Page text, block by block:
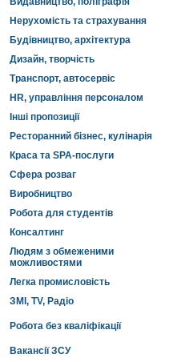
Нерухомість та страхування
Будівництво, архітектура
Дизайн, творчість
Транспорт, автосервіс
HR, управління персоналом
Інші пропозиції
Ресторанний бізнес, кулінарія
Краса та SPA-послуги
Сфера розваг
Виробництво
Робота для студентів
Консалтинг
Людям з обмеженими
можливостями
Легка промисловість
ЗМІ, TV, Радіо
Робота без кваліфікації
Вакансії ЗСУ